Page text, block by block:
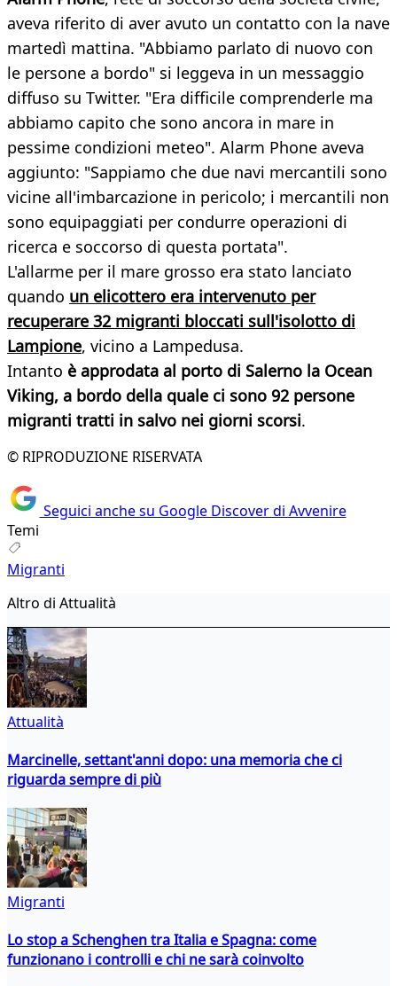
aveva riferito di aver avuto un contatto con la nave
martedì mattina. "Abbiamo parlato di nuovo con
le persone a bordo" si leggeva in un messaggio
diffuso su Twitter. "Era difficile comprenderle ma
abbiamo capito che sono ancora in mare in
pessime condizioni meteo". Alarm Phone aveva
aggiunto: "Sappiamo che due navi mercantili sono
vicine all'imbarcazione in pericolo; i mercantili non
sono equipaggiati per condurre operazioni di
ricerca e soccorso di questa portata".
L'allarme per il mare grosso era stato lanciato
quando un elicottero era intervenuto per
recuperare 32 migranti bloccati sull'isolotto di
Lampione, vicino a Lampedusa.
Intanto è approdata al porto di Salerno la Ocean
Viking, a bordo della quale ci sono 92 persone
migranti tratti in salvo nei giorni scorsi.
© RIPRODUZIONE RISERVATA
Seguici anche su Google Discover di Avvenire
Temi
Migranti
Altro di Attualità
Attualità
Marcinelle, settant'anni dopo: una memoria che ci
riguarda sempre di più
Migranti
Lo stop a Schenghen tra Italia e Spagna: come
funzionano i controlli e chi ne sarà coinvolto